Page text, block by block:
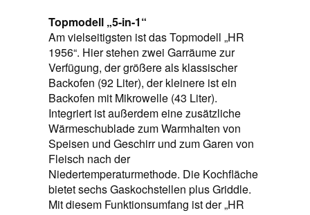
Topmodell „5-in-1“
Am vielseitigsten ist das Topmodell „HR
1956“. Hier stehen zwei Garräume zur
Verfügung, der größere als klassischer
Backofen (92 Liter), der kleinere ist ein
Backofen mit Mikrowelle (43 Liter).
Integriert ist außerdem eine zusätzliche
Wärmeschublade zum Warmhalten von
Speisen und Geschirr und zum Garen von
Fleisch nach der
Niedertemperaturmethode. Die Kochfläche
bietet sechs Gaskochstellen plus Griddle.
Mit diesem Funktionsumfang ist der „HR